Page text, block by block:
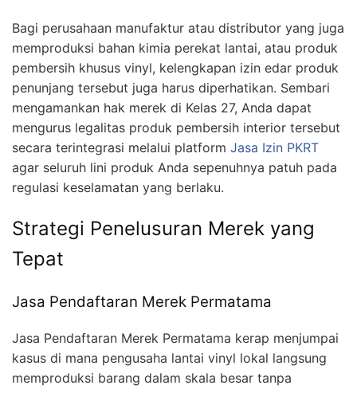
Bagi perusahaan manufaktur atau distributor yang juga
memproduksi bahan kimia perekat lantai, atau produk
pembersih khusus vinyl, kelengkapan izin edar produk
penunjang tersebut juga harus diperhatikan. Sembari
mengamankan hak merek di Kelas 27, Anda dapat
mengurus legalitas produk pembersih interior tersebut
secara terintegrasi melalui platform Jasa Izin PKRT
agar seluruh lini produk Anda sepenuhnya patuh pada
regulasi keselamatan yang berlaku.
Strategi Penelusuran Merek yang
Tepat
Jasa Pendaftaran Merek Permatama
Jasa Pendaftaran Merek Permatama kerap menjumpai
kasus di mana pengusaha lantai vinyl lokal langsung
memproduksi barang dalam skala besar tanpa